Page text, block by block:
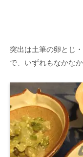
突出は土筆の卵とじ
で、いずれもなかなか